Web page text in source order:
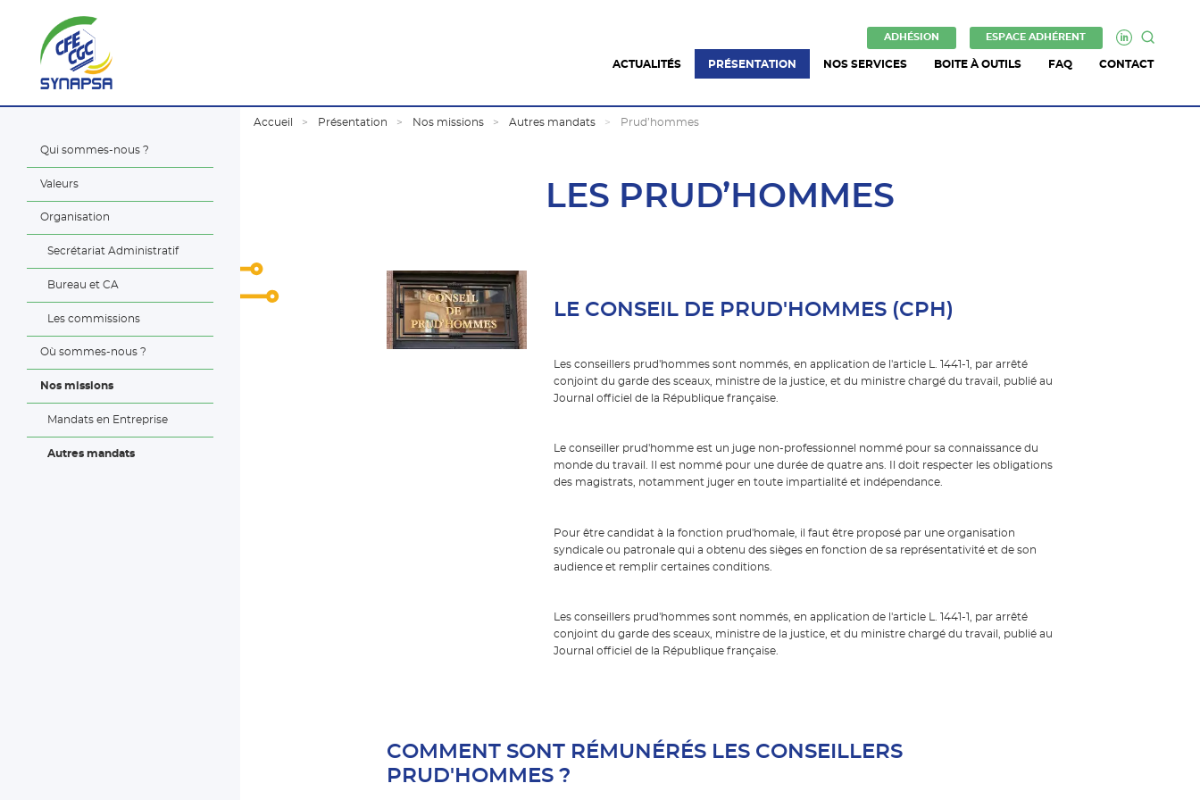
ADHÉSION ESPACE ADHÉRENT
ACTUALITÉS PRÉSENTATION NOS SERVICES BOITE À OUTILS FAQ CONTACT
Qui sommes-nous ?
Valeurs
Organisation
Secrétariat Administratif
Bureau et CA
Les commissions
Où sommes-nous ?
Nos missions
Mandats en Entreprise
Autres mandats
Accueil Présentation Nos missions Autres mandats Prud’hommes
LES PRUD’HOMMES
LE CONSEIL DE PRUD'HOMMES (CPH)
Les conseillers prud'hommes sont nommés, en application de l'article L. 1441-1, par arrêté
conjoint du garde des sceaux, ministre de la justice, et du ministre chargé du travail, publié au
Journal officiel de la République française.
Le conseiller prud'homme est un juge non-professionnel nommé pour sa connaissance du
monde du travail. Il est nommé pour une durée de quatre ans. Il doit respecter les obligations
des magistrats, notamment juger en toute impartialité et indépendance.
Pour être candidat à la fonction prud'homale, il faut être proposé par une organisation
syndicale ou patronale qui a obtenu des sièges en fonction de sa représentativité et de son
audience et remplir certaines conditions.
Les conseillers prud'hommes sont nommés, en application de l'article L. 1441-1, par arrêté
conjoint du garde des sceaux, ministre de la justice, et du ministre chargé du travail, publié au
Journal officiel de la République française.
COMMENT SONT RÉMUNÉRÉS LES CONSEILLERS
PRUD'HOMMES ?